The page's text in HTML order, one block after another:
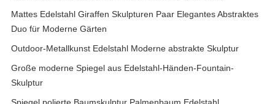
Mattes Edelstahl Giraffen Skulpturen Paar Elegantes Abstraktes
Duo für Moderne Gärten
Outdoor-Metallkunst Edelstahl Moderne abstrakte Skulptur
Große moderne Spiegel aus Edelstahl-Händen-Fountain-
Skulptur